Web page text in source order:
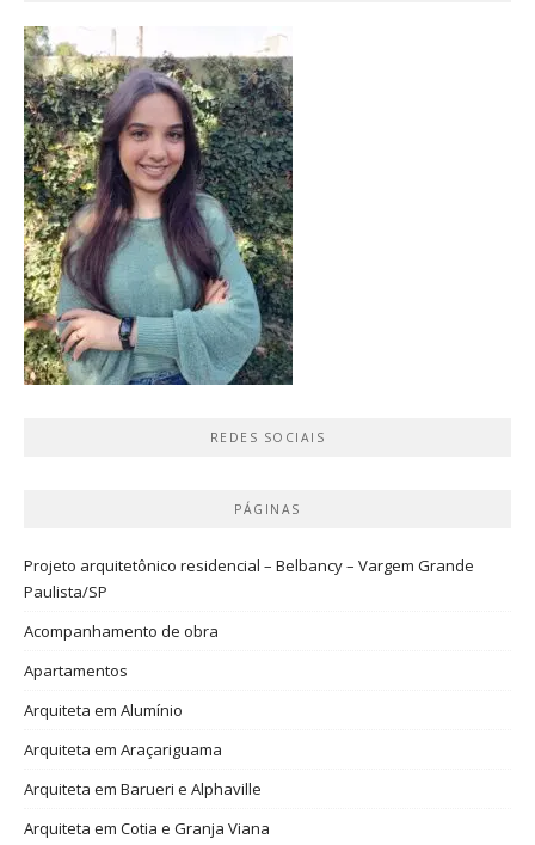
REDES SOCIAIS
PÁGINAS
Projeto arquitetônico residencial – Belbancy – Vargem Grande
Paulista/SP
Acompanhamento de obra
Apartamentos
Arquiteta em Alumínio
Arquiteta em Araçariguama
Arquiteta em Barueri e Alphaville
Arquiteta em Cotia e Granja Viana